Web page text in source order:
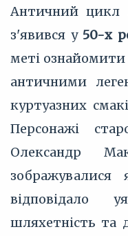
Античний цикл
з'явився у 50-х
меті ознайомити
античними
куртуазних
Персонажі
Олександр
зображувалися
відповідало
шляхетність та